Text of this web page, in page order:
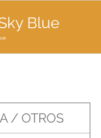
Blue
/ OTROS